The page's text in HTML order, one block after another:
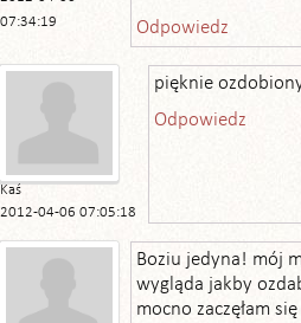
07:34:19
Odpowiedz
Kaś
2012-04-06 07:05:18
pięknie
Odpowiedz
Boziu jedyna! mój
wygląda jakby
mocno zaczęłam